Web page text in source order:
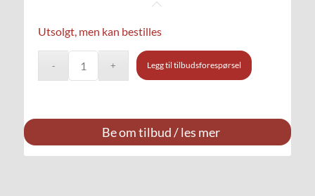
Utsolgt, men kan bestilles
Legg til tilbudsforespørsel
Be om tilbud / les mer